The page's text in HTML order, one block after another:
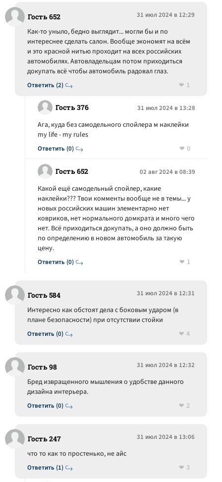
Гость 652 31 июл 2024 в 12:29
Ответить (2)
Как-то уныло, бедно выглядит... могли бы и по
интереснее сделать салон. Вообще экономят на всём
и это красной нитью проходит на всех российских
автомобилях. Автовладельцам потом приходиться
докупать всё чтобы автомобиль радовал глаз.
1
Гость 376 31 июл 2024 в 13:28
Ответить (0)
Ага, куда без самодельного спойлера м наклейки
my life - my rules
0
Гость 652 02 авг 2024 в 08:39
Ответить (0)
Какой ещё самодельный спойлер, какие
наклейки??? Твои комменты вообще не в темы... у
новых российских машин элементарно нет
ковриков, нет нормального домкрата и много чего
нет. Всё приходиться докупать, а оно должно быть
по определению в новом автомобиль за такую
цену.
1
Гость 584 31 июл 2024 в 12:31
Ответить (0)
Интересно как обстоят дела с боковым ударом (в
плане безопасности) при отсутствии стойки
4
Гость 98 31 июл 2024 в 12:32
Ответить (0)
Бред извращенного мышления о удобстве данного
дизайна интерьера.
2
Гость 247 31 июл 2024 в 13:06
Ответить (1)
что то как то простенько, не айс
3